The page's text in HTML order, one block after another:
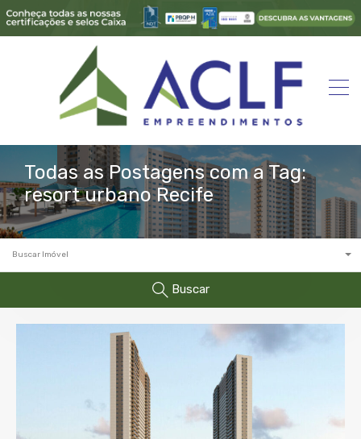
Todas as Postagens com a Tag:
resort urbano Recife
Buscar Imóvel
Buscar